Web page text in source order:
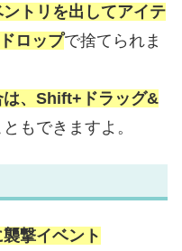
ントリを出してアイテ
ロップで捨てられま
、Shift+ドラッグ&
ともできますよ。
撃イベント